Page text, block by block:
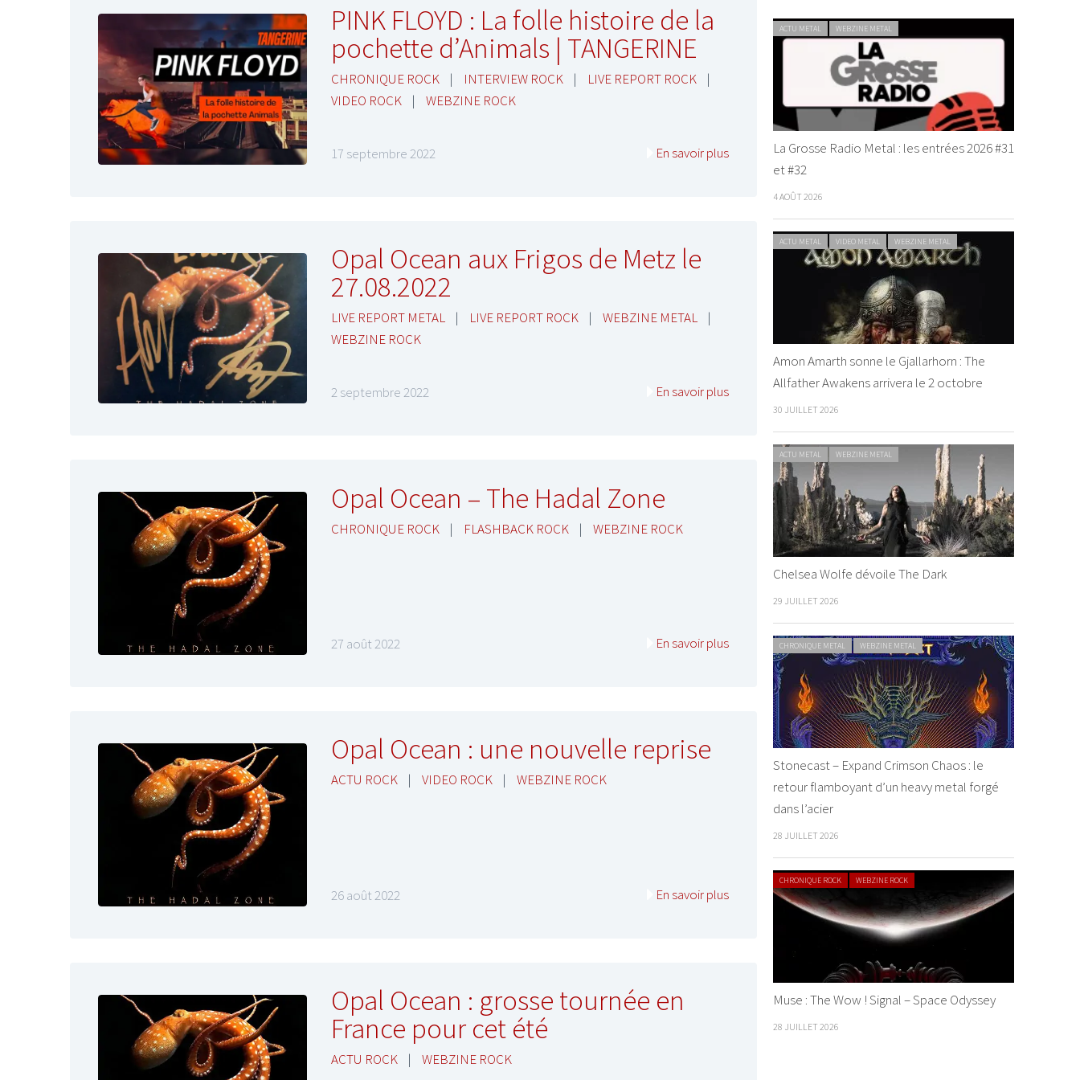
PINK FLOYD : La folle histoire de la
pochette d’Animals | TANGERINE
CHRONIQUE ROCK | INTERVIEW ROCK | LIVE REPORT ROCK
|
VIDEO ROCK
| WEBZINE ROCK
17 septembre 2022 En savoir plus
Opal Ocean aux Frigos de Metz le
27.08.2022
LIVE REPORT METAL | LIVE REPORT ROCK | WEBZINE METAL
|
WEBZINE ROCK
2 septembre 2022 En savoir plus
Opal Ocean – The Hadal Zone
CHRONIQUE ROCK | FLASHBACK ROCK | WEBZINE ROCK
27 août 2022 En savoir plus
Opal Ocean : une nouvelle reprise
ACTU ROCK | VIDEO ROCK | WEBZINE ROCK
26 août 2022 En savoir plus
Opal Ocean : grosse tournée en
France pour cet été
ACTU ROCK | WEBZINE ROCK
ACTU METAL WEBZINE METAL
La Grosse Radio Metal : les entrées 2026 #31
et #32
4 AOÛT 2026
ACTU METAL VIDEO METAL WEBZINE METAL
Amon Amarth sonne le Gjallarhorn : The
Allfather Awakens arrivera le 2 octobre
30 JUILLET 2026
ACTU METAL WEBZINE METAL
Chelsea Wolfe dévoile The Dark
29 JUILLET 2026
CHRONIQUE METAL WEBZINE METAL
Stonecast – Expand Crimson Chaos : le
retour flamboyant d’un heavy metal forgé
dans l’acier
28 JUILLET 2026
CHRONIQUE ROCK WEBZINE ROCK
Muse : The Wow ! Signal – Space Odyssey
28 JUILLET 2026